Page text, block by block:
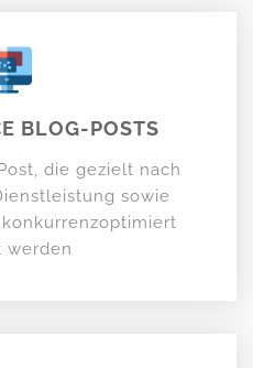
BLOG-POSTS
die gezielt nach
sowie
werden